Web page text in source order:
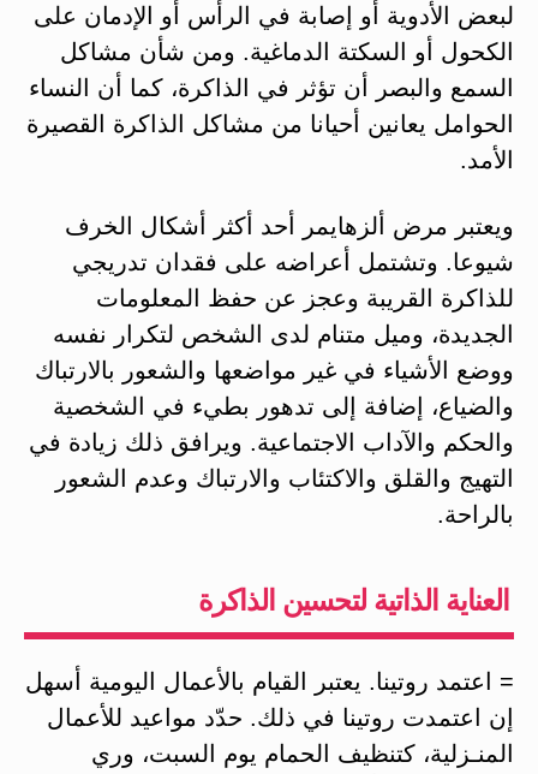
لبعض الأدوية أو إصابة في الرأس أو الإدمان على
الكحول أو السكتة الدماغية. ومن شأن مشاكل
السمع والبصر أن تؤثر في الذاكرة، كما أن النساء
الحوامل يعانين أحيانا من مشاكل الذاكرة القصيرة
الأمد.
ويعتبر مرض ألزهايمر أحد أكثر أشكال الخرف
شيوعا. وتشتمل أعراضه على فقدان تدريجي
للذاكرة القريبة وعجز عن حفظ المعلومات
الجديدة، وميل متنام لدى الشخص لتكرار نفسه
ووضع الأشياء في غير مواضعها والشعور بالارتباك
والضياع، إضافة إلى تدهور بطيء في الشخصية
والحكم والآداب الاجتماعية. ويرافق ذلك زيادة في
التهيج والقلق والاكتئاب والارتباك وعدم الشعور
بالراحة.
العناية الذاتية لتحسين الذاكرة
= اعتمد روتينا. يعتبر القيام بالأعمال اليومية أسهل
إن اعتمدت روتينا في ذلك. حدّد مواعيد للأعمال
المنـزلية، كتنظيف الحمام يوم السبت، وري